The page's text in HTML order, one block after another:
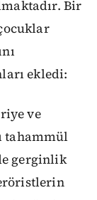
Bir
ekledi:
ve
tahammül
gerginlik